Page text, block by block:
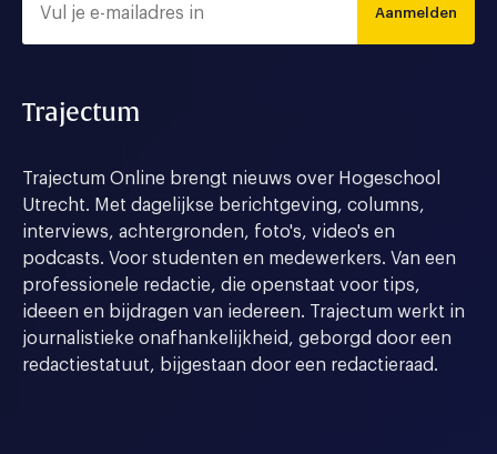
Aanmelden
Trajectum
Trajectum Online brengt nieuws over Hogeschool
Utrecht. Met dagelijkse berichtgeving, columns,
interviews, achtergronden, foto's, video's en
podcasts. Voor studenten en medewerkers. Van een
professionele redactie, die openstaat voor tips,
ideeen en bijdragen van iedereen. Trajectum werkt in
journalistieke onafhankelijkheid, geborgd door een
redactiestatuut, bijgestaan door een redactieraad.